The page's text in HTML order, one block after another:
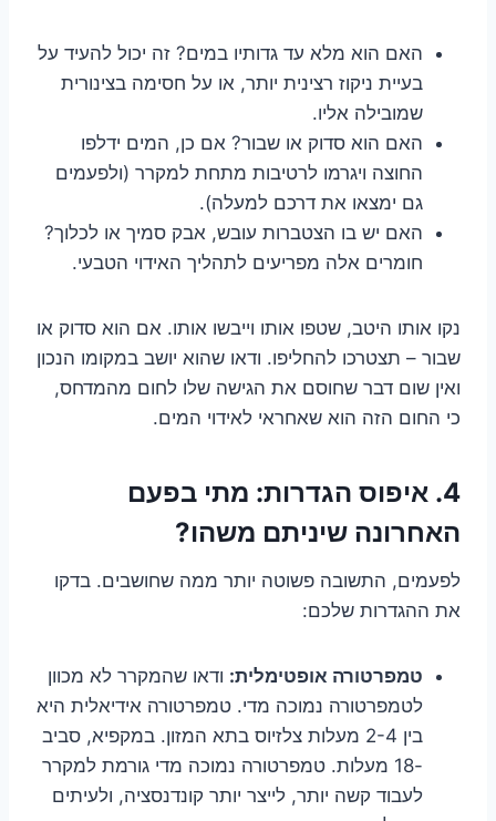
האם הוא מלא עד גדותיו במים? זה יכול להעיד על
בעיית ניקוז רצינית יותר, או על חסימה בצינורית
שמובילה אליו.
האם הוא סדוק או שבור? אם כן, המים ידלפו
החוצה ויגרמו לרטיבות מתחת למקרר (ולפעמים
גם ימצאו את דרכם למעלה).
האם יש בו הצטברות עובש, אבק סמיך או לכלוך?
חומרים אלה מפריעים לתהליך האידוי הטבעי.
נקו אותו היטב, שטפו אותו וייבשו אותו. אם הוא סדוק או
שבור – תצטרכו להחליפו. ודאו שהוא יושב במקומו הנכון
ואין שום דבר שחוסם את הגישה שלו לחום מהמדחס,
כי החום הזה הוא שאחראי לאידוי המים.
4. איפוס הגדרות: מתי בפעם
האחרונה שיניתם משהו?
לפעמים, התשובה פשוטה יותר ממה שחושבים. בדקו
את ההגדרות שלכם:
טמפרטורה אופטימלית: ודאו שהמקרר לא מכוון
לטמפרטורה נמוכה מדי. טמפרטורה אידיאלית היא
בין 2-4 מעלות צלזיוס בתא המזון. במקפיא, סביב
-18 מעלות. טמפרטורה נמוכה מדי גורמת למקרר
לעבוד קשה יותר, לייצר יותר קונדנסציה, ולעיתים